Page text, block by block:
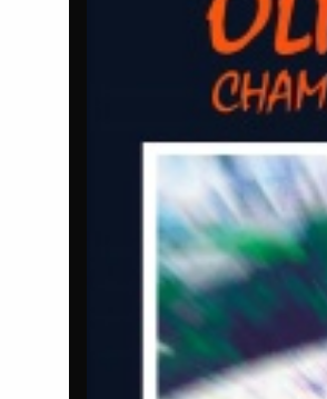
(2,99 € par mois, sans
manga nécessitant un abonnement